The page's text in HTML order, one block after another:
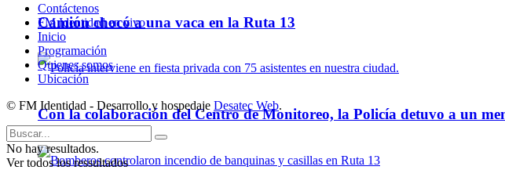
Camión chocó a una vaca en la Ruta 13
Con la colaboración del Centro de Monitoreo, la Policía detuvo a un
Contáctenos
FM Identidad en vivo
Inicio
Programación
Quienes somos
Ubicación
© FM Identidad - Desarrollo y hospedaje Desatec Web.
No hay resultados.
Ver todos los ressultados